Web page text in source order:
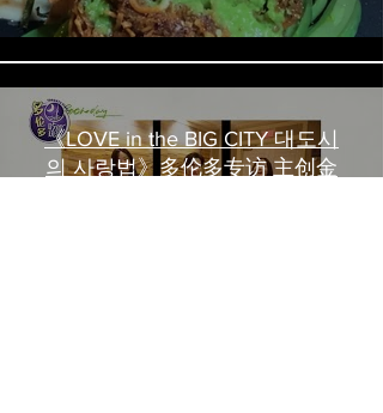
《LOVE in the BIG CITY 대도시
의 사랑법》多伦多专访 主创金